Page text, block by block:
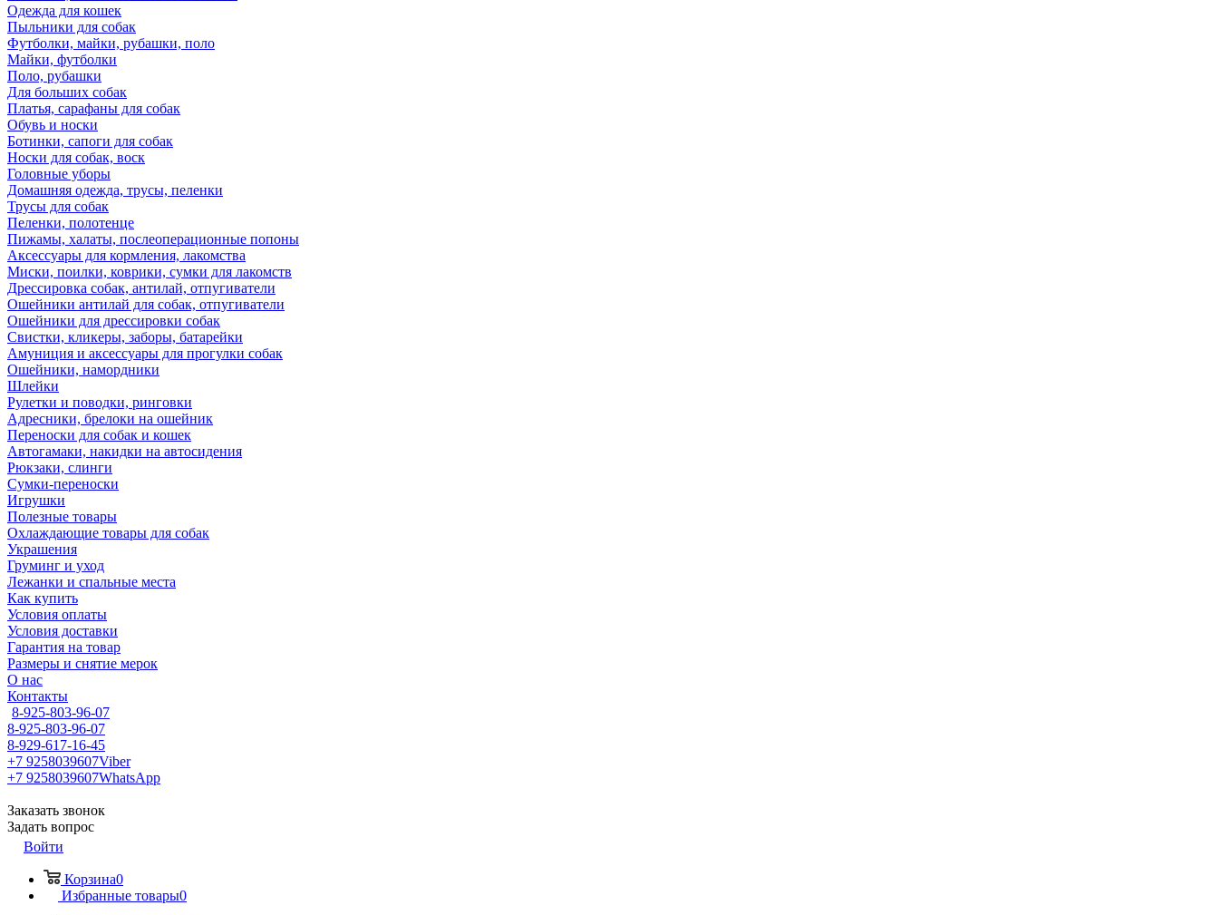
Одежда для кошек
Пыльники для собак
Футболки, майки, рубашки, поло
Майки, футболки
Поло, рубашки
Для больших собак
Платья, сарафаны для собак
Обувь и носки
Ботинки, сапоги для собак
Носки для собак, воск
Головные уборы
Домашняя одежда, трусы, пеленки
Трусы для собак
Пеленки, полотенце
Пижамы, халаты, послеоперационные попоны
Аксессуары для кормления, лакомства
Миски, поилки, коврики, сумки для лакомств
Дрессировка собак, антилай, отпугиватели
Ошейники антилай для собак, отпугиватели
Ошейники для дрессировки собак
Свистки, кликеры, заборы, батарейки
Амуниция и аксессуары для прогулки собак
Ошейники, намордники
Шлейки
Рулетки и поводки, ринговки
Адресники, брелоки на ошейник
Переноски для собак и кошек
Автогамаки, накидки на автосидения
Рюкзаки, слинги
Сумки-переноски
Игрушки
Полезные товары
Охлаждающие товары для собак
Украшения
Груминг и уход
Лежанки и спальные места
Как купить
Условия оплаты
Условия доставки
Гарантия на товар
Размеры и снятие мерок
О нас
Контакты
8-925-803-96-07
8-925-803-96-07
8-929-617-16-45
+7 9258039607Viber
+7 9258039607WhatsApp
Заказать звонок
Задать вопрос
Войти
Корзина0
Избранные товары0